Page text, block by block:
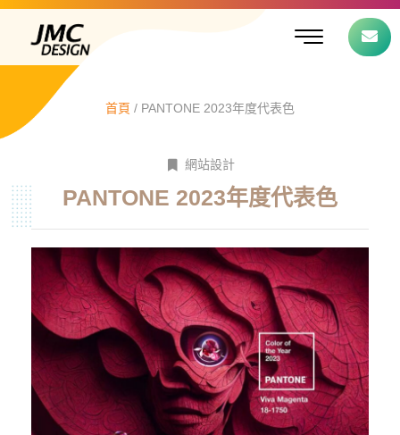
跳
要
選
單
首頁 / PANTONE 2023年度代表色
網站設計
PANTONE 2023年度代表色